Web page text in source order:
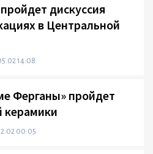
дискуссия
в Центральной
14:08
Ферганы» пройдет
керамики
00:05